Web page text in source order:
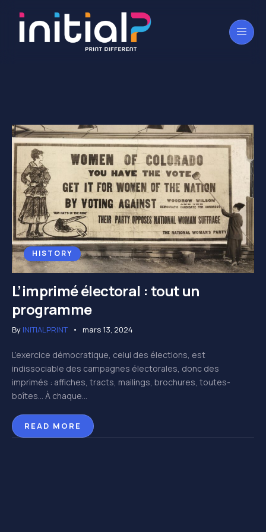
HISTORY
L’imprimé électoral : tout un
programme
By INITIALPRINT mars 13, 2024
L’exercice démocratique, celui des élections, est
indissociable des campagnes électorales, donc des
imprimés : affiches, tracts, mailings, brochures, toutes-
boîtes… À chaque...
READ MORE